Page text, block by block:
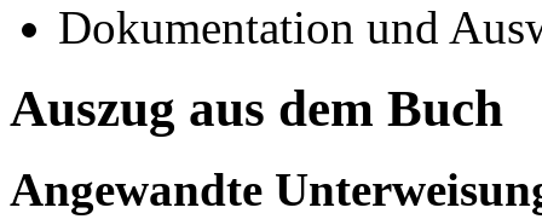
Dokumentation und
Auszug aus dem Buch
Angewandte